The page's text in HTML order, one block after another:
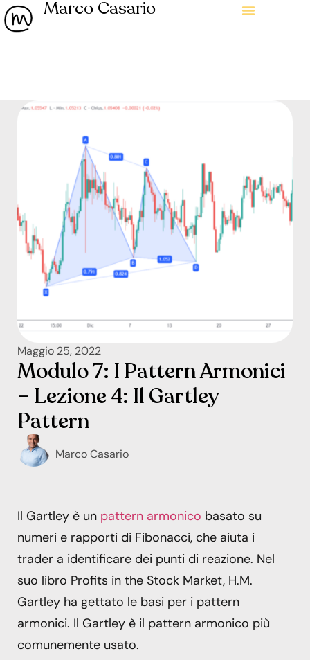
Marco Casario
Maggio 25, 2022
Modulo 7: I Pattern Armonici
– Lezione 4: Il Gartley
Pattern
Marco Casario
Il Gartley è un pattern armonico basato su
numeri e rapporti di Fibonacci, che aiuta i
trader a identificare dei punti di reazione. Nel
suo libro Profits in the Stock Market, H.M.
Gartley ha gettato le basi per i pattern
armonici. Il Gartley è il pattern armonico più
comunemente usato.